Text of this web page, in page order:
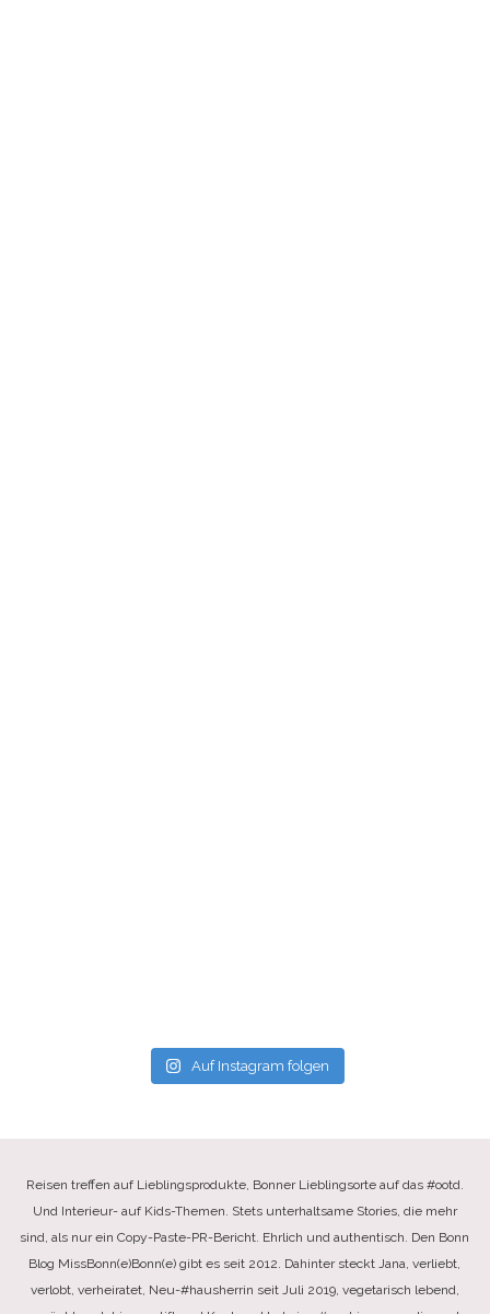
Auf Instagram folgen
Reisen treffen auf Lieblingsprodukte, Bonner Lieblingsorte auf das #ootd.
Und Interieur- auf Kids-Themen. Stets unterhaltsame Stories, die mehr
sind, als nur ein Copy-Paste-PR-Bericht. Ehrlich und authentisch. Den Bonn
Blog MissBonn(e)Bonn(e) gibt es seit 2012. Dahinter steckt Jana, verliebt,
verlobt, verheiratet, Neu-#hausherrin seit Juli 2019, vegetarisch lebend,